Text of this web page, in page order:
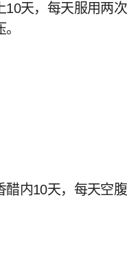
天，每天服用两
内10天，每天空